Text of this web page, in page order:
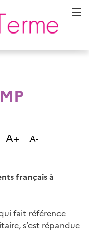
A+ Augmenter
A-Diminuer la
français à
fait référence
s’est répandue